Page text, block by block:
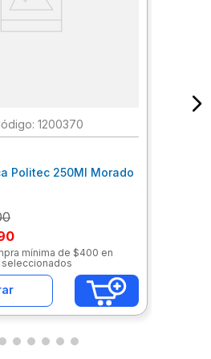
: 1200370
Politec 250Ml Morado
mínima de $400 en